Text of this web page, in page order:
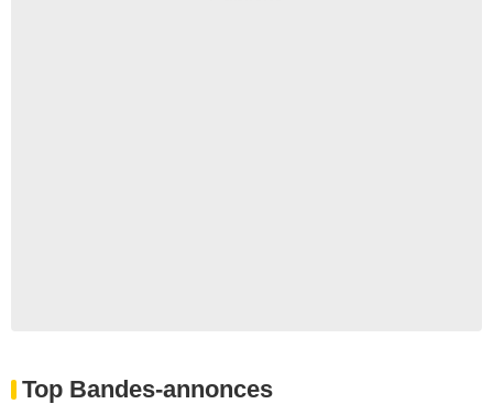
Top Bandes-annonces